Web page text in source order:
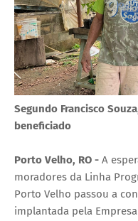
Segundo Francisco
beneficiado
Porto Velho, RO - A
moradores da Linha
Porto Velho passou a
implantada pela